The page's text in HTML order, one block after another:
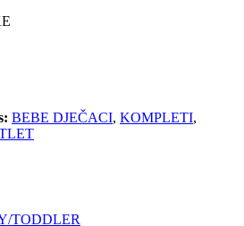
BEBE DJEČACI, KOMPLETI,